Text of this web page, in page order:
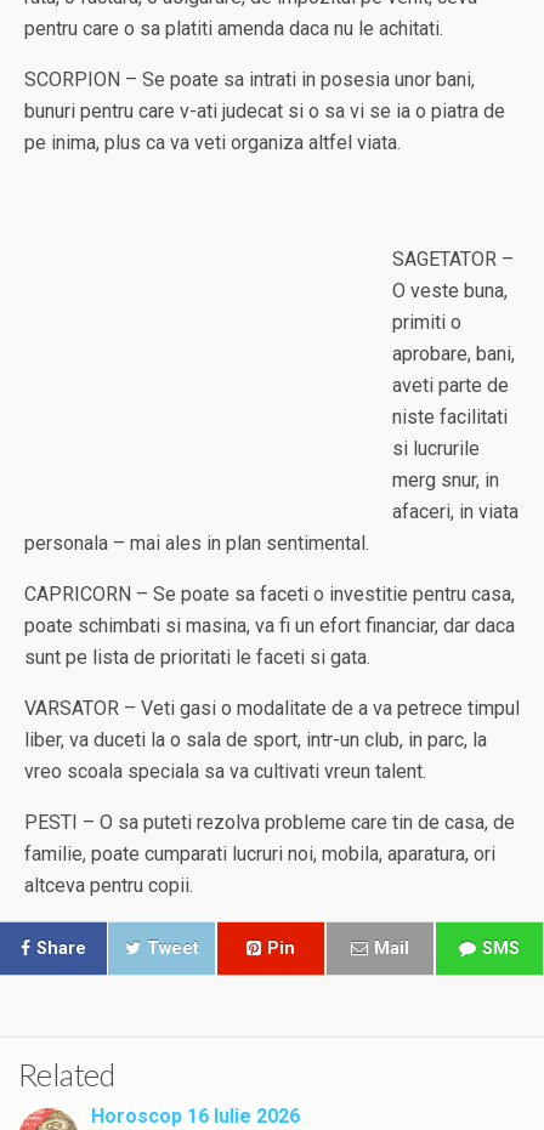
pentru care o sa platiti amenda daca nu le achitati.
SCORPION – Se poate sa intrati in posesia unor bani,
bunuri pentru care v-ati judecat si o sa vi se ia o piatra de
pe inima, plus ca va veti organiza altfel viata.
SAGETATOR –
O veste buna,
primiti o
aprobare, bani,
aveti parte de
niste facilitati
si lucrurile
merg snur, in
afaceri, in viata
personala – mai ales in plan sentimental.
CAPRICORN – Se poate sa faceti o investitie pentru casa,
poate schimbati si masina, va fi un efort financiar, dar daca
sunt pe lista de prioritati le faceti si gata.
VARSATOR – Veti gasi o modalitate de a va petrece timpul
liber, va duceti la o sala de sport, intr-un club, in parc, la
vreo scoala speciala sa va cultivati vreun talent.
PESTI – O sa puteti rezolva probleme care tin de casa, de
familie, poate cumparati lucruri noi, mobila, aparatura, ori
altceva pentru copii.
Share Tweet Pin Mail SMS
Related
Horoscop 16 Iulie 2026